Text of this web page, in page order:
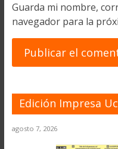
Guarda mi nombre,
navegador para la
Edición Impresa
agosto 7, 2026